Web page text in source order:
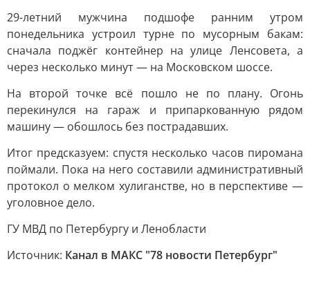
29-летний мужчина подшофе ранним утром
понедельника устроил турне по мусорным бакам:
сначала поджёг контейнер на улице Ленсовета, а
через несколько минут — на Московском шоссе.
На второй точке всё пошло не по плану. Огонь
перекинулся на гараж и припаркованную рядом
машину — обошлось без пострадавших.
Итог предсказуем: спустя несколько часов пиромана
поймали. Пока на него составили административный
протокол о мелком хулиганстве, но в перспективе —
уголовное дело.
ГУ МВД по Петербургу и Ленобласти
Источник: Канал в МАКС "78 новости Петербург"